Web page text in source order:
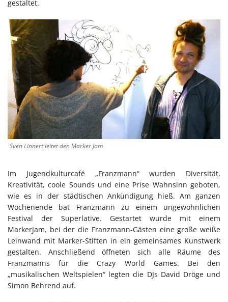
gestaltet.
Sven Linnert leitet den Marker Jam
Im Jugendkulturcafé „Franzmann“ wurden Diversität,
Kreativität, coole Sounds und eine Prise Wahnsinn geboten,
wie es in der städtischen Ankündigung hieß. Am ganzen
Wochenende bat Franzmann zu einem ungewöhnlichen
Festival der Superlative. Gestartet wurde mit einem
MarkerJam, bei der die Franzmann-Gästen eine große weiße
Leinwand mit Marker-Stiften in ein gemeinsames Kunstwerk
gestalten. Anschließend öffneten sich alle Räume des
Franzmanns für die Crazy World Games. Bei den
„musikalischen Weltspielen“ legten die DJs David Dröge und
Simon Behrend auf.